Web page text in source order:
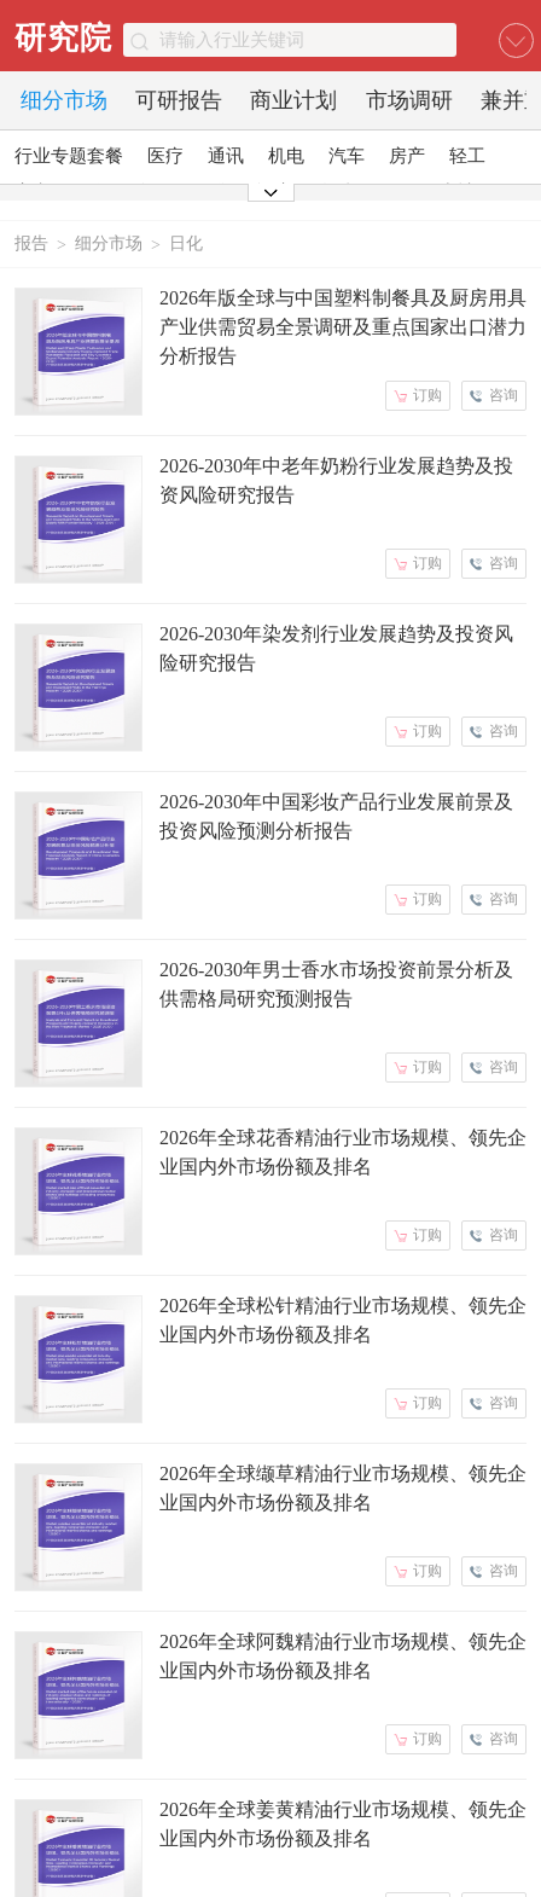
研究院
细分市场 可研报告 商业计划 市场调研 兼并
行业专题套餐 医疗 通讯 机电 汽车 房产
轻工
酒店
报告 > 细分市场 > 日化
2026年版全球与中国塑料制餐具及厨房用具
产业供需贸易全景调研及重点国家出口潜力
分析报告
咨询
订购
2026-2030年中老年奶粉行业发展趋势及投
资风险研究报告
咨询
订购
2026-2030年染发剂行业发展趋势及投资风
险研究报告
咨询
订购
2026-2030年中国彩妆产品行业发展前景及
投资风险预测分析报告
咨询
订购
2026-2030年男士香水市场投资前景分析及
供需格局研究预测报告
咨询
订购
2026年全球花香精油行业市场规模、领先企
业国内外市场份额及排名
咨询
订购
2026年全球松针精油行业市场规模、领先企
业国内外市场份额及排名
咨询
订购
2026年全球缬草精油行业市场规模、领先企
业国内外市场份额及排名
咨询
订购
2026年全球阿魏精油行业市场规模、领先企
业国内外市场份额及排名
咨询
订购
2026年全球姜黄精油行业市场规模、领先企
业国内外市场份额及排名